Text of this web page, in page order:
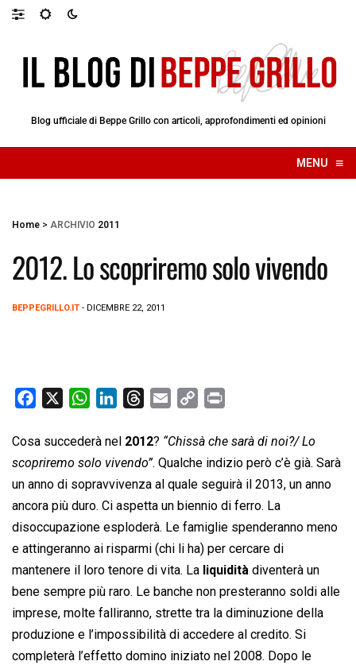
Blog ufficiale di Beppe Grillo con articoli, approfondimenti ed opinioni
MENU ≡
☰
Home > ARCHIVIO 2011
2012. Lo scopriremo solo vivendo
BEPPEGRILLO.IT - DICEMBRE 22, 2011
c
e
b
o
o
k
W
a
t
s
A
p
p
n
k
e
d
I
n
r
e
a
d
s
a
i
l
p
y
L
i
n
k
i
n
t
Cosa succederà nel 2012? “Chissà che sarà di noi?/ Lo
scopriremo solo vivendo”. Qualche indizio però c’è già. Sarà
un anno di sopravvivenza al quale seguirà il 2013, un anno
ancora più duro. Ci aspetta un biennio di ferro. La
disoccupazione esploderà. Le famiglie spenderanno meno
e attingeranno ai risparmi (chi li ha) per cercare di
mantenere il loro tenore di vita. La liquidità diventerà un
bene sempre più raro. Le banche non presteranno soldi alle
imprese, molte falliranno, strette tra la diminuzione della
produzione e l’impossibilità di accedere al credito. Si
completerà l’effetto domino iniziato nel 2008. Dopo le